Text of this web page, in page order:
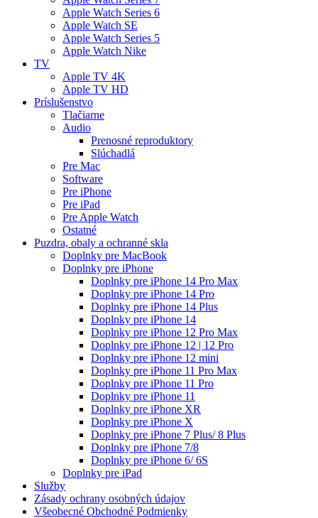
Apple Watch Series 6
Apple Watch SE
Apple Watch Series 5
Apple Watch Nike
TV
Apple TV 4K
Apple TV HD
Príslušenstvo
Tlačiarne
Audio
Prenosné reproduktory
Slúchadlá
Pre Mac
Software
Pre iPhone
Pre iPad
Pre Apple Watch
Ostatné
Puzdra, obaly a ochranné skla
Doplnky pre MacBook
Doplnky pre iPhone
Doplnky pre iPhone 14 Pro Max
Doplnky pre iPhone 14 Pro
Doplnky pre iPhone 14 Plus
Doplnky pre iPhone 14
Doplnky pre iPhone 12 Pro Max
Doplnky pre iPhone 12 | 12 Pro
Doplnky pre iPhone 12 mini
Doplnky pre iPhone 11 Pro Max
Doplnky pre iPhone 11 Pro
Doplnky pre iPhone 11
Doplnky pre iPhone XR
Doplnky pre iPhone X
Doplnky pre iPhone 7 Plus/ 8 Plus
Doplnky pre iPhone 7/8
Doplnky pre iPhone 6/ 6S
Doplnky pre iPad
Služby
Zásady ochrany osobných údajov
Všeobecné Obchodné Podmienky